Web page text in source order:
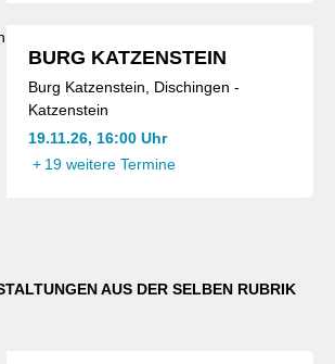
BURG KATZENSTEIN
Burg Katzenstein, Dischingen -
Katzenstein
19.11.26, 16:00 Uhr
+ 19 weitere Termine
AUS DER SELBEN RUBRIK